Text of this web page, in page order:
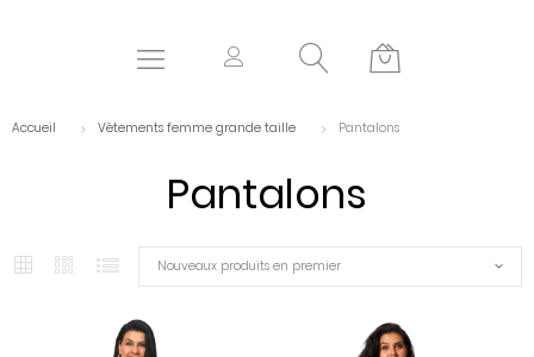
Accueil Vêtements femme grande taille Pantalons
Pantalons
Nouveaux produits en premier